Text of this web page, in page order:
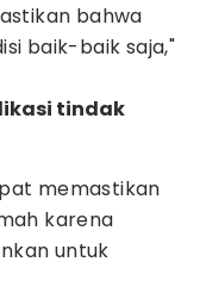
bahwa
baik-baik saja,"
tindak
memastikan
karena
untuk